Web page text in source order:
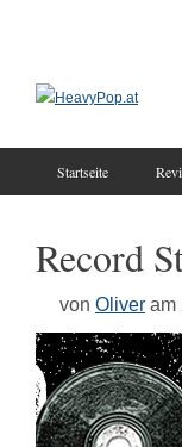
Startseite
Record
von Oliver am